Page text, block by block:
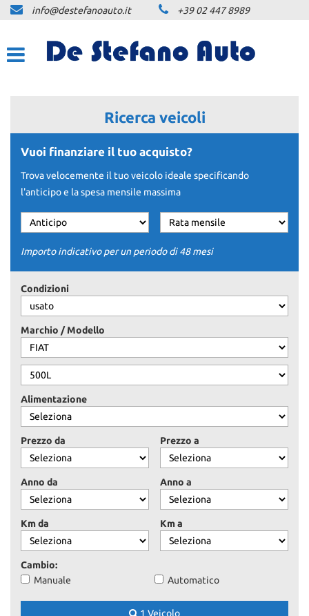
LA NOSTRA STORIA
NOLEGGIO BREVE TERMINE
PREVENTIVO PERSONALIZZATO
NLT
ACQUISTIAMO USATO
ASSISTENZA
CONTATTI
NEWS
AREA COMMERCIANTI
info@destefanoauto.it +39 02 447 8989
Ricerca veicoli
Vuoi finanziare il tuo acquisto?
Trova velocemente il tuo veicolo ideale specificando
l'anticipo e la spesa mensile massima
Importo indicativo per un periodo di 48 mesi
Condizioni
Marchio / Modello
Alimentazione
Prezzo da Prezzo a
Anno da Anno a
Km da Km a
Cambio:
Manuale
Automatico
1 Veicolo